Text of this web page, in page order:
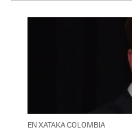
EN XATAKA COLOMBIA